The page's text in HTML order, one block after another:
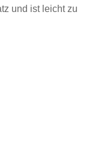
und ist leicht zu